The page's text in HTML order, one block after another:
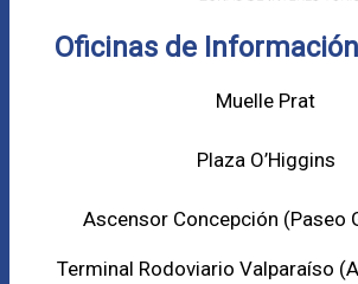
Oficinas de
Muelle Prat
Plaza O’Higgins
Ascensor Concepción (Paseo
Terminal Rodoviario Valparaíso